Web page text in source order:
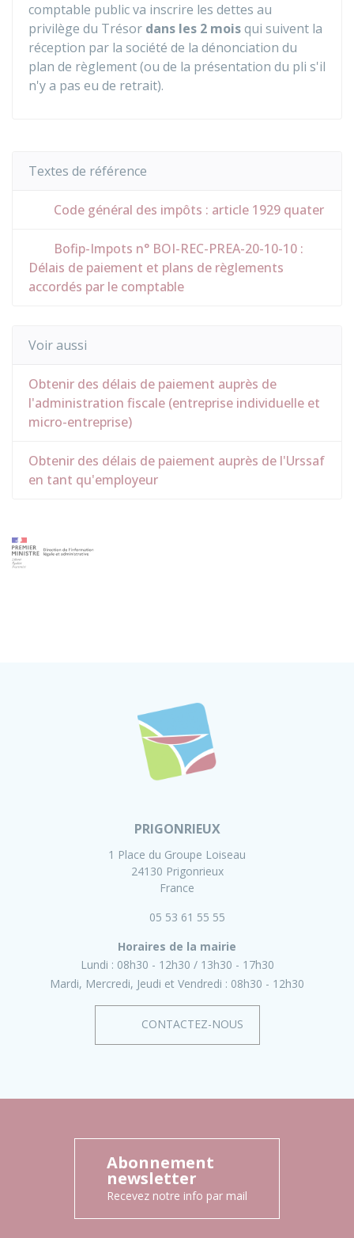
comptable public va inscrire les dettes au
privilège du Trésor dans les 2 moisqui suivent la
réception par la société de la dénonciation du
plan de règlement (ou de la présentation du pli s'il
n'y a pas eu de retrait).
Textes de référence
Code général des impôts : article 1929 quater
Bofip-Impots n° BOI-REC-PREA-20-10-10 :
Délais de paiement et plans de règlements
accordés par le comptable
Voir aussi
Obtenir des délais de paiement auprès de
l'administration fiscale (entreprise individuelle et
micro-entreprise)
Obtenir des délais de paiement auprès de l'Urssaf
en tant qu'employeur
PRIGONRIEUX
1 Place du Groupe Loiseau
24130 Prigonrieux
France
05 53 61 55 55
Horaires de la mairie
Lundi : 08h30 - 12h30
13h30 - 17h30
Mardi, Mercredi, Jeudi et Vendredi : 08h30 - 12h30
CONTACTEZ-NOUS
Abonnement
newsletter
Recevez notre info par mail